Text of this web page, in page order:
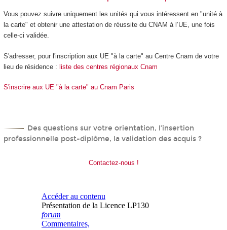
Vous pouvez suivre uniquement les unités qui vous intéressent en "unité à
la carte" et obtenir une attestation de réussite du CNAM à l’UE, une fois
celle-ci validée.
S'adresser, pour l'inscription aux UE "à la carte" au Centre Cnam de votre
lieu de résidence : liste des centres régionaux Cnam
S'inscrire aux UE "à la carte" au Cnam Paris
Des questions sur votre orientation, l’insertion
professionnelle post-diplôme, la validation des acquis ?
Contactez-nous !